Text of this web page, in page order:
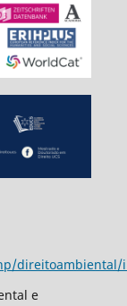
direitoambiental/
e